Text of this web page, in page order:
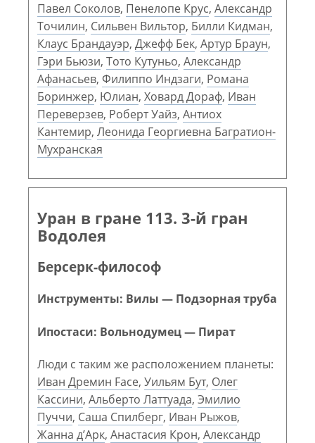
Павел Соколов, Пенелопе Крус, Александр
Точилин, Сильвен Вильтор, Билли Кидман,
Клаус Брандауэр, Джефф Бек, Артур Браун,
Гэри Бьюзи, Тото Кутуньо, Александр
Афанасьев, Филиппо Индзаги, Романа
Боринжер, Юлиан, Ховард Дораф, Иван
Переверзев, Роберт Уайз, Антиох
Кантемир, Леонида Георгиевна Багратион-
Мухранская
Уран в гране 113. 3-й гран
Водолея
Берсерк-философ
Инструменты: Вилы — Подзорная труба
Ипостаси: Вольнодумец — Пират
Люди с таким же расположением планеты:
Иван Дремин Face, Уильям Бут, Олег
Кассини, Альберто Латтуада, Эмилио
Пуччи, Саша Спилберг, Иван Рыжов,
Жанна д’Арк, Анастасия Крон, Александр